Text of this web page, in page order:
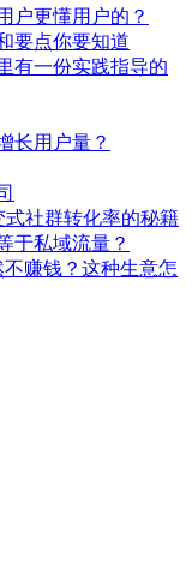
户更懂用户的？
要点你要知道
有一份实践指导的
长用户量？
式社群转化率的秘籍
于私域流量？
赚钱？这种生意怎